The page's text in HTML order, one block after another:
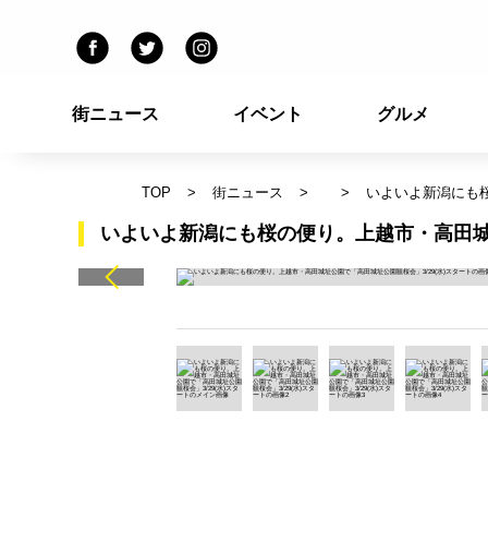
街ニュース イベント グルメ
TOP 街ニュース いよいよ新潟にも
いよいよ新潟にも桜の便り。上越市・高田